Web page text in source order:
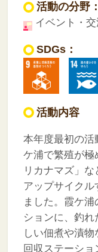
活動の分野：
イベント・交
SDGs：
活動内容
本年度最初の活
ケ浦で繁殖が極
リカナマズ」
アップサイク
ました。霞ケ
ションに、釣
しい佃煮や漬物
回収ステーシ